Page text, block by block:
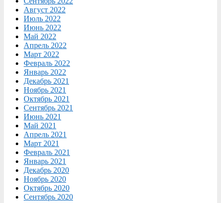
Август 2022
Июль 2022
Июнь 2022
Май 2022
Апрель 2022
Март 2022
Февраль 2022
Январь 2022
Декабрь 2021
Ноябрь 2021
Октябрь 2021
Сентябрь 2021
Июнь 2021
Май 2021
Апрель 2021
Март 2021
Февраль 2021
Январь 2021
Декабрь 2020
Ноябрь 2020
Октябрь 2020
Сентябрь 2020